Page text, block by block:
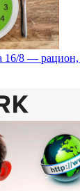
16/8 —